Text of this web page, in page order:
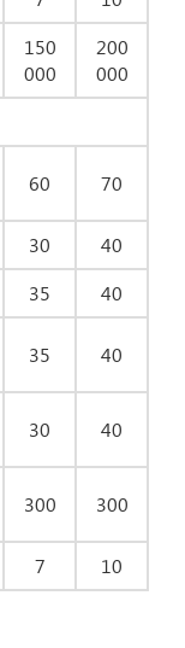
150
000
200
000
60 70
30
40
35
40
35 40
30 40
300 300
7 10